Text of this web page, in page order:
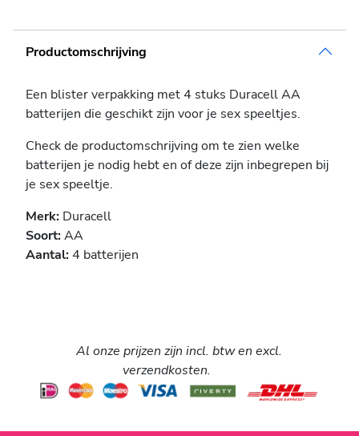
Productomschrijving
Een blister verpakking met 4 stuks Duracell AA
batterijen die geschikt zijn voor je sex speeltjes.
Check de productomschrijving om te zien welke
batterijen je nodig hebt en of deze zijn inbegrepen bij
je sex speeltje.
Merk: Duracell
Soort:AA
Aantal:4 batterijen
Al onze prijzen zijn incl. btw en excl.
verzendkosten.